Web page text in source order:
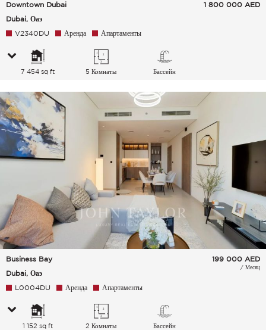
Downtown Dubai
Dubai, Оаэ
1 800 000 AED
V2340DU Аренда Апартаменты
7 454 sq ft 5 Комнаты Бассейн
Business Bay
Dubai, Оаэ
199 000 AED
/ Месяц
L0004DU Аренда Апартаменты
1 152 sq ft 2 Комнаты Бассейн